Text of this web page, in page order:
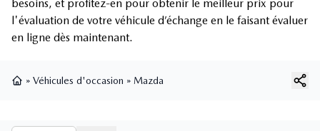
besoins, et profitez-en pour obtenir le meilleur prix pour
l'évaluation de votre véhicule d’échange en le faisant évaluer
en ligne dès maintenant.
» Véhicules d'occasion » Mazda